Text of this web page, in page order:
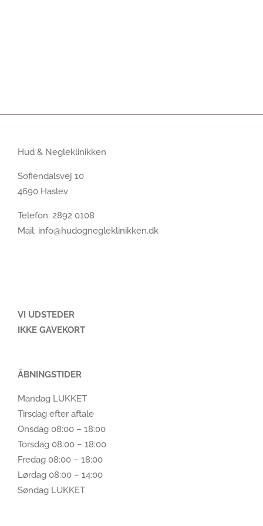
Hud & Negleklinikken
Sofiendalsvej 10
4690 Haslev
Telefon: 2892 0108
Mail: info@hudognegleklinikken.dk
VI UDSTEDER
IKKE GAVEKORT
ÅBNINGSTIDER
Mandag LUKKET
Tirsdag efter aftale
Onsdag 08:00 – 18:00
Torsdag 08:00 – 18:00
Fredag 08:00 – 18:00
Lørdag 08:00 – 14:00
Søndag LUKKET